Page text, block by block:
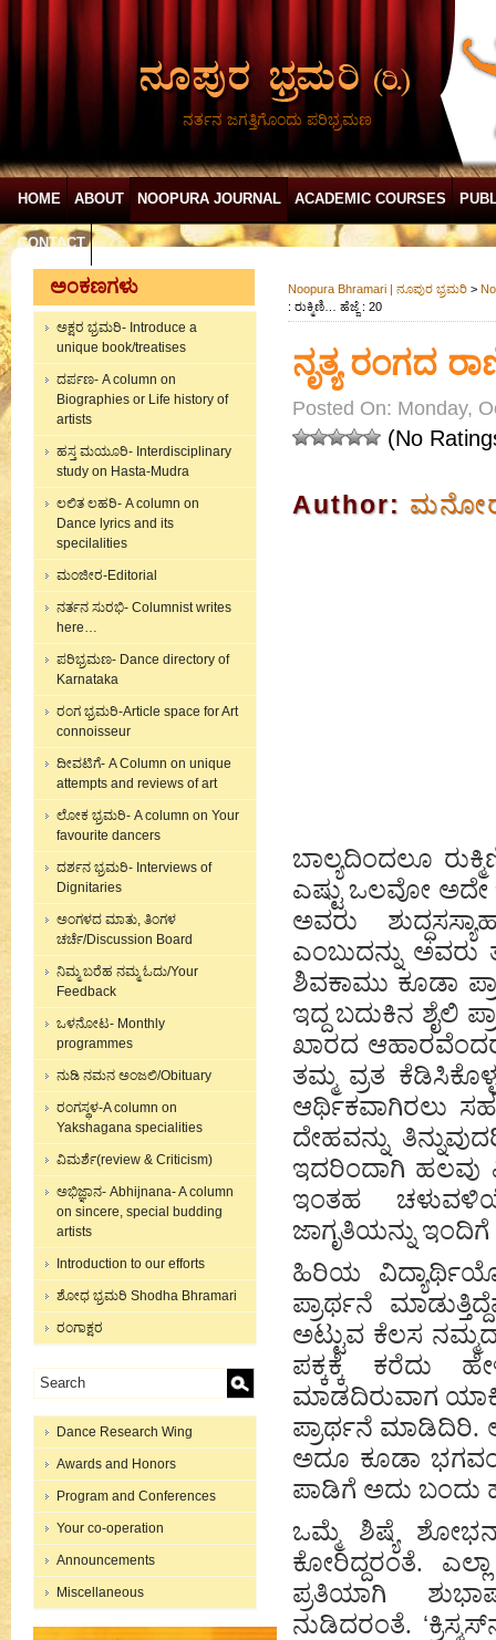
ನರ್ತನ ಜಗತ್ತಿಗೊಂದು ಪರಿಭ್ರಮಣ
HOME ABOUT NOOPURA JOURNAL ACADEMIC COURSES
CONTACT
ಅಂಕಣಗಳು
ಅಕ್ಷರ ಭ್ರಮರಿ- Introduce a
unique book/treatises
ದರ್ಪಣ- A column on
Biographies or Life history of
artists
ಹಸ್ತ ಮಯೂರಿ- Interdisciplinary
study on Hasta-Mudra
ಲಲಿತ ಲಹರಿ- A column on
Dance lyrics and its
specilalities
ಮಂಜೀರ-Editorial
ನರ್ತನ ಸುರಭಿ- Columnist writes
here…
ಪರಿಭ್ರಮಣ- Dance directory of
Karnataka
ರಂಗ ಭ್ರಮರಿ-Article space for Art
connoisseur
ದೀವಟಿಗೆ- A Column on unique
attempts and reviews of art
ಲೋಕ ಭ್ರಮರಿ- A column on Your
favourite dancers
ದರ್ಶನ ಭ್ರಮರಿ- Interviews of
Dignitaries
ಅಂಗಳದ ಮಾತು, ತಿಂಗಳ
ಚರ್ಚೆ/Discussion Board
ನಿಮ್ಮ ಬರೆಹ ನಮ್ಮ ಓದು/Your
Feedback
ಒಳನೋಟ- Monthly
programmes
ನುಡಿ ನಮನ ಅಂಜಲಿ/Obituary
ರಂಗಸ್ಥಳ-A column on
Yakshagana specialities
ವಿಮರ್ಶೆ(review & Criticism)
ಅಭಿಜ್ಞಾನ- Abhijnana- A column
on sincere, special budding
artists
Introduction to our efforts
ಶೋಧ ಭ್ರಮರಿ Shodha Bhramari
ರಂಗಾಕ್ಷರ
Dance Research Wing
Awards and Honors
Program and Conferences
Your co-operation
Announcements
Miscellaneous
Noopura Bhramari | ನೂಪುರ ಭ್ರಮರಿ >
: ರುಕ್ಮಿಣಿ… ಹೆಜ್ಜೆ : 20
ನೃತ್ಯ ರಂಗದ
Posted On: Monday,
(No
Author:
ಬಾಲ್ಯದಿಂದಲೂ
ಎಷ್ಟು ಒಲವೋ ಅದೇ
ಅವರು
ಎಂಬುದನ್ನು
ಶಿವಕಾಮು ಕೂಡಾ
ಇದ್ದ ಬದುಕಿನ ಶೈಲಿ
ಖಾರದ
ತಮ್ಮ ವ್ರತ
ಆರ್ಥಿಕವಾಗಿರಲು
ದೇಹವನ್ನು
ಇದರಿಂದಾಗಿ ಹಲವು
ಇಂತಹ
ಜಾಗೃತಿಯನ್ನು ಇಂದಿಗೆ
ಹಿರಿಯ
ಪ್ರಾರ್ಥನೆ
ಅಟ್ಟುವ ಕೆಲಸ
ಪಕ್ಕಕ್ಕೆ ಕರೆದು
ಮಾಡದಿರುವಾಗ
ಪ್ರಾರ್ಥನೆ ಮಾಡಿದಿರಿ.
ಅದೂ ಕೂಡಾ
ಪಾಡಿಗೆ ಅದು ಬಂದು
ಒಮ್ಮೆ ಶಿಷ್ಯೆ
ಕೋರಿದ್ದರಂತೆ.
ಪ್ರತಿಯಾಗಿ
ನುಡಿದರಂತೆ. ‘